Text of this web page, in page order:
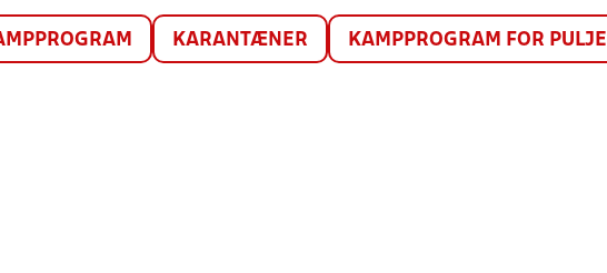
KARANTÆNER KAMPPROGRAM FOR PULJE